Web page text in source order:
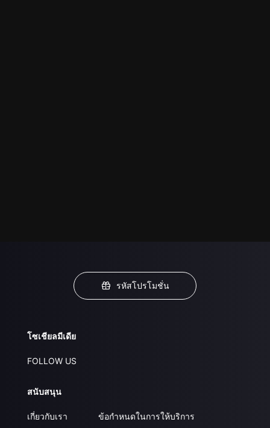
รหัสโปรโมชั่น
โซเชียลมีเดีย
FOLLOW US
สนับสนุน
เกี่ยวกับเรา
ข้อกำหนดในการให้บริการ